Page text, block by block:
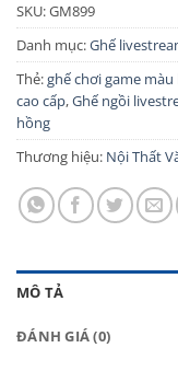
SKU:GM899
Danh mục:Ghế
Thẻ:ghế chơi game
cao cấp,Ghế ngồi
hồng
Thương hiệu: Nội Thất
MÔ TẢ
ĐÁNH GIÁ (0)